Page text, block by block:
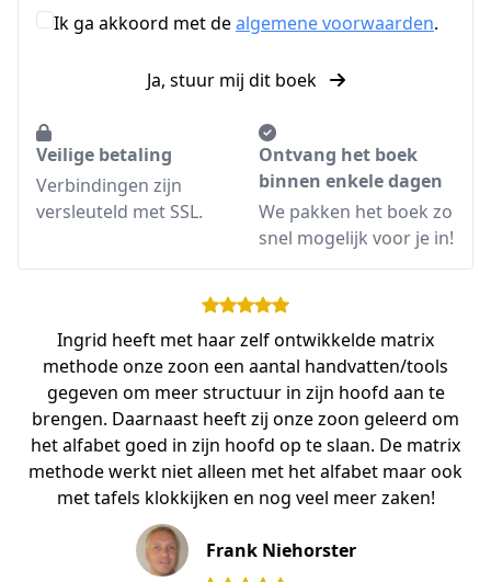
Ik ga akkoord met dealgemene voorwaarden.
Ja, stuur mij dit boek
Veilige betaling
Verbindingen zijn
versleuteld met SSL.
Ontvang het boek
binnen enkele dagen
We pakken het boek zo
snel mogelijk voor je in!
Ingrid heeft met haar zelf ontwikkelde matrix
methode onze zoon een aantal handvatten/tools
gegeven om meer structuur in zijn hoofd aan te
brengen. Daarnaast heeft zij onze zoon geleerd om
het alfabet goed in zijn hoofd op te slaan. De matrix
methode werkt niet alleen met het alfabet maar ook
met tafels klokkijken en nog veel meer zaken!
Frank Niehorster